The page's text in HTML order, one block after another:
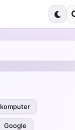
komputer
Google